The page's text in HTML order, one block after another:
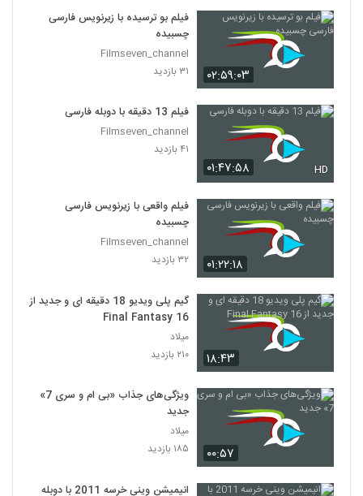
۰۲:۵۹:۰۳
فیلم بو ترسیده با زیرنویس فارسی
چسبیده
Filmseven_channel
۳۱ بازدید
۰۱:۴۷:۵۸ HD
فیلم 13 دقیقه با دوبله فارسی
Filmseven_channel
۴۱ بازدید
۰۱:۲۲:۱۸
فیلم واقعی با زیرنویس فارسی
چسبیده
Filmseven_channel
۳۲ بازدید
۱۸:۴۳
گیم پلی ویدیو 18 دقیقه ای و جدید از
Final Fantasy 16
میلاد
۲۱۰ بازدید
۰۰:۵۷
ویژگی‌های جذاب «بی ام و سری 7»
جدید
میلاد
۱۸۵ بازدید
انیمیشن وینی خرسه 2011 با دوبله